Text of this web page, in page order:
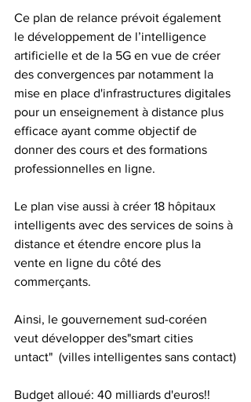
Ce plan de relance prévoit également
le développement de l’intelligence
artificielle et de la 5G en vue de créer
des convergences par notamment la
mise en place d'infrastructures digitales
pour un enseignement à distance plus
efficace ayant comme objectif de
donner des cours et des formations
professionnelles en ligne.
Le plan vise aussi à créer 18 hôpitaux
intelligents avec des services de soins à
distance et étendre encore plus la
vente en ligne du côté des
commerçants.
Ainsi, le gouvernement sud-coréen
veut développer des"smart cities
untact"  (villes intelligentes sans contact)
Budget alloué: 40 milliards d'euros!!